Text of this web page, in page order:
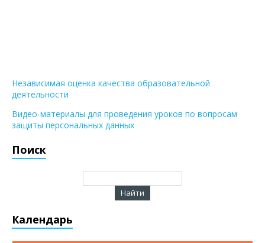
Независимая оценка качества образовательной
деятельности
Видео-материалы для проведения уроков по вопросам
защиты персональных данных
Поиск
Календарь